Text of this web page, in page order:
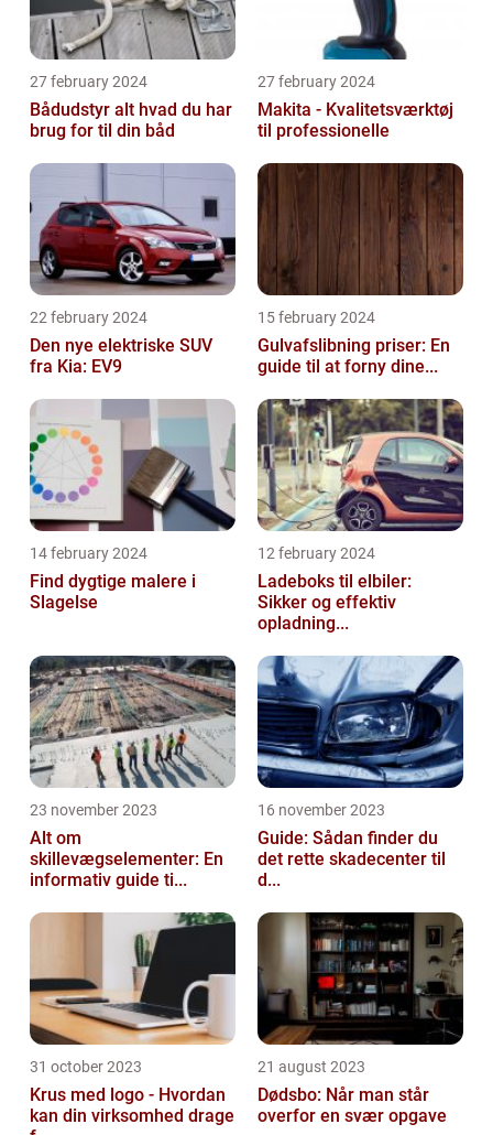
27 february 2024
Bådudstyr alt hvad du har
brug for til din båd
27 february 2024
Makita - Kvalitetsværktøj
til professionelle
22 february 2024
Den nye elektriske SUV
fra Kia: EV9
15 february 2024
Gulvafslibning priser: En
guide til at forny dine...
14 february 2024
Find dygtige malere i
Slagelse
12 february 2024
Ladeboks til elbiler:
Sikker og effektiv
opladning...
23 november 2023
Alt om
skillevægselementer: En
informativ guide ti...
16 november 2023
Guide: Sådan finder du
det rette skadecenter til
d...
31 october 2023
Krus med logo - Hvordan
kan din virksomhed drage
21 august 2023
Dødsbo: Når man står
overfor en svær opgave